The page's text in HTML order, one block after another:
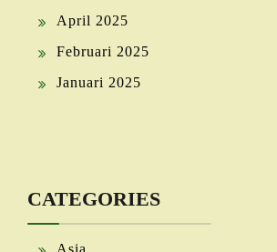
April 2025
Februari 2025
Januari 2025
CATEGORIES
Asia